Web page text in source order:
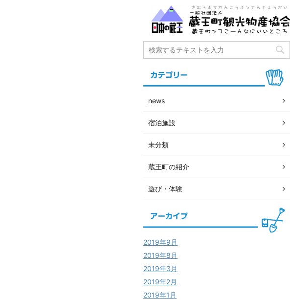
news
宿泊施設
未分類
蔵王町の紹介
遊び・体験
2019年9月
2019年8月
2019年3月
2019年2月
2019年1月